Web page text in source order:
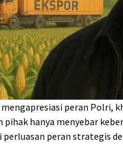
mengapresiasi peran Polri,
pihak hanya menyebar
peran strategis